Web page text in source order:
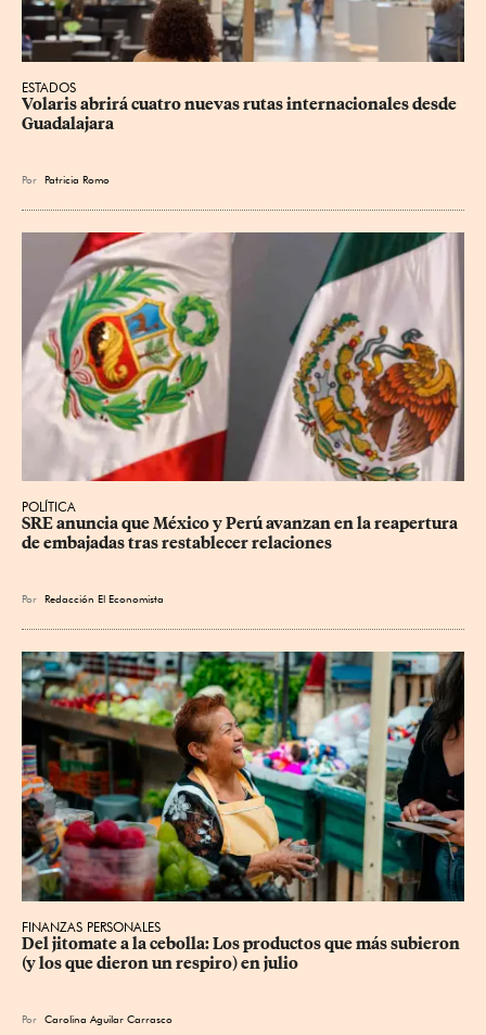
ESTADOS
Volaris abrirá cuatro nuevas rutas internacionales desde
Guadalajara
Por Patricia Romo
POLÍTICA
SRE anuncia que México y Perú avanzan en la reapertura
de embajadas tras restablecer relaciones
Por Redacción El Economista
FINANZAS PERSONALES
Del jitomate a la cebolla: Los productos que más subieron
(y los que dieron un respiro) en julio
Por Carolina Aguilar Carrasco